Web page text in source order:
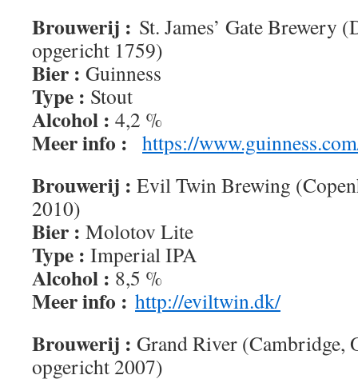
Brouwerij : St. James’ Gate Brewery
opgericht 1759)
Bier : Guinness
Type : Stout
Alcohol : 4,2 %
Meer info : https://
Brouwerij : Evil Twin Brewing
2010)
Bier : Molotov Lite
Type : Imperial IPA
Alcohol : 8,5 %
Meer info : http://eviltwin.dk/
Brouwerij : Grand River (Cambridge,
opgericht 2007)